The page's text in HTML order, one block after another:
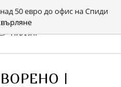
50 евро до офис на Спиди
|